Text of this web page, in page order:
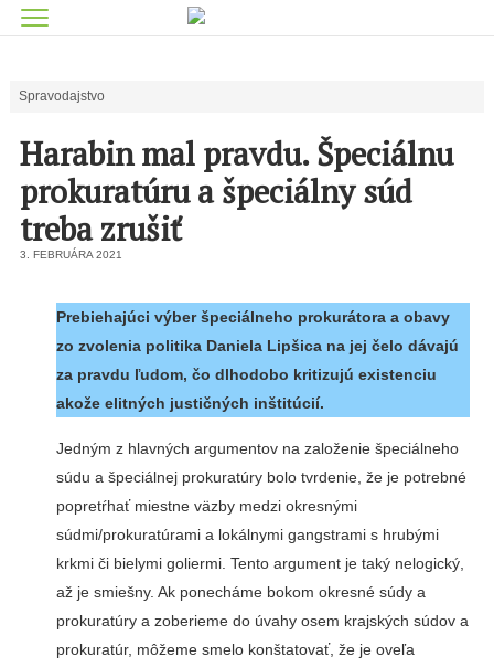
Spravodajstvo
Harabin mal pravdu. Špeciálnu
prokuratúru a špeciálny súd
treba zrušiť
3. FEBRUÁRA 2021
Prebiehajúci výber špeciálneho prokurátora a obavy
zo zvolenia politika Daniela Lipšica na jej čelo dávajú
za pravdu ľudom, čo dlhodobo kritizujú existenciu
akože elitných justičných inštitúcií.
Jedným z hlavných argumentov na založenie špeciálneho
súdu a špeciálnej prokuratúry bolo tvrdenie, že je potrebné
popretŕhať miestne väzby medzi okresnými
súdmi/prokuratúrami a lokálnymi gangstrami s hrubými
krkmi či bielymi goliermi. Tento argument je taký nelogický,
až je smiešny. Ak ponecháme bokom okresné súdy a
prokuratúry a zoberieme do úvahy osem krajských súdov a
prokuratúr, môžeme smelo konštatovať, že je oveľa